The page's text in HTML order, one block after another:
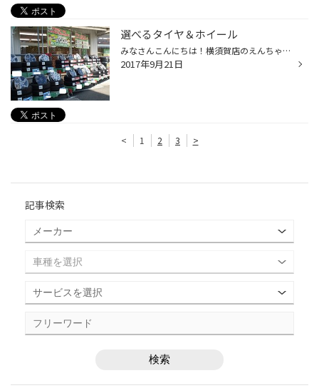
選べるタイヤ＆ホイール
みなさんこんにちは！横須賀店のえんちゃんです！ 先日投稿した冬タイヤコーナー徐々に出来て来ました！ ＶＲＸ２ ＶＲＸ ＩＣＥＰＡＲＴＮＥＲとタイヤも選べホイールも選べるコーナー！ 雪が降らなくても凍結路面に備え冬タイヤを装着される事をオススメします！ 沢山タイヤの種類が有って自分に...
2017年9月21日
< 1 2 3 >
記事検索